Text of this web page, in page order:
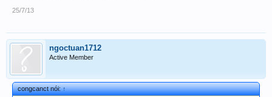
25/7/13
ngoctuan1712
Active Member
congcanct nói:↑